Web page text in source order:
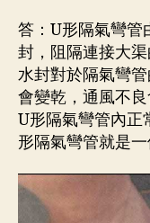
答：U形隔氣彎管
封，阻隔連接大
水封對於隔氣彎
會變乾，通風不良
U形隔氣彎管內正
形隔氣彎管就是一